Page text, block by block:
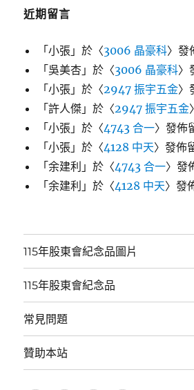
近期留言
「小張 」於〈3006 晶豪科〉發
「吳美杏 」於〈3006 晶豪科〉
「小張 」於〈2947 振宇五金〉
「許人傑 」於〈2947 振宇五金
「小張 」於〈4743 合一〉發佈
「小張 」於〈4128 中天〉發佈
「余建利 」於〈4743 合一〉發
「余建利 」於〈4128 中天〉發
115年股東會紀念品圖片
115年股東會紀念品
常見問題
贊助本站